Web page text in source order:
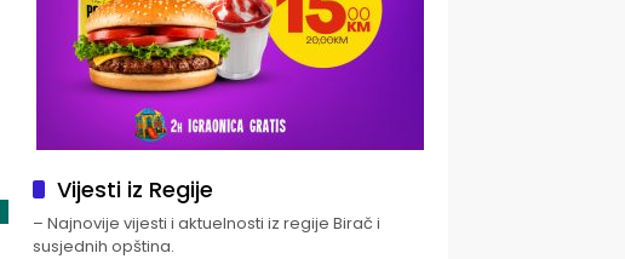
Vijesti iz Regije
– Najnovije vijesti i aktuelnosti iz regije Birač i
susjednih opština.